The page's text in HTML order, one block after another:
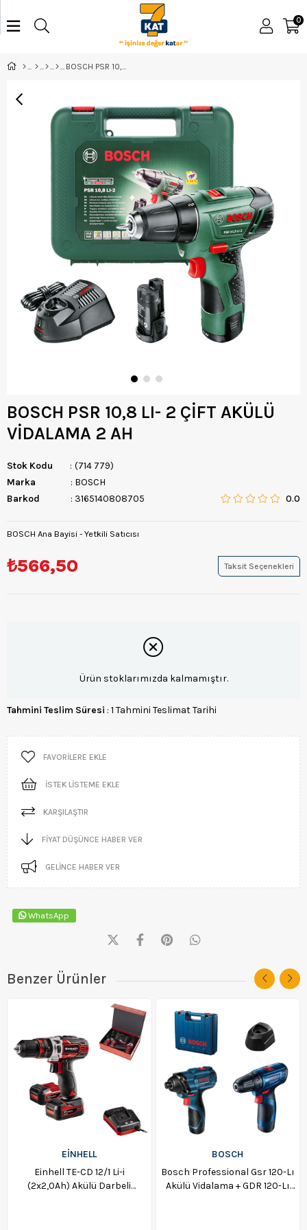
0
BOSCH PSR 10,8 LI- 2 ÇİFT AKÜLÜ
VİDALAMA 2 AH
Stok Kodu
(714 779)
Marka
: BOSCH
Barkod
: 3165140808705 0.0
BOSCH Ana Bayisi - Yetkili Satıcısı
₺566,50 Taksit Seçenekleri
Ürün stoklarımızda kalmamıştır.
Tahmini Teslim Süresi : 1 Tahmini Teslimat Tarihi
FAVORILERE EKLE
İSTEK LISTEME EKLE
KARŞILAŞTIR
FIYAT DÜŞÜNCE HABER VER
GELINCE HABER VER
WhatsApp
Benzer Ürünler
EİNHELL
Einhell TE-CD 12/1 Li-i
(2x2,0Ah) Akülü Darbeli
BOSCH
Bosch Professional Gsr 120-Lı
Akülü Vidalama + GDR 120-Lı